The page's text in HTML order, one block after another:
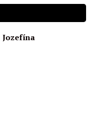
Jozefína